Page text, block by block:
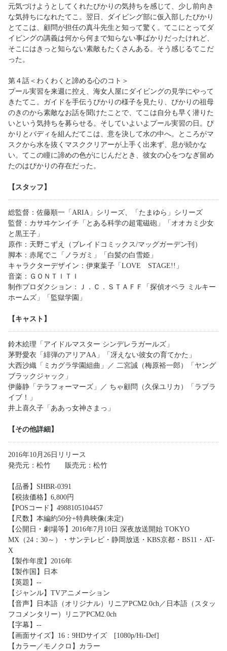
元気づけようとしてくれたぴかりの気持ちを感じて、少し前向き
な気持ちになれたてこ。翌日、ダイビング部に仮入部したぴかり
とてこは、顧問が担任の真斗先生と知って驚く。てこにとってダ
イビングの講義は何から何まで知らない事ばかりだったけれど、
そこにはきっと知らない素敵もたくさんある。そう感じるてこだ
った。
第４話＜わくわくと諦める心のコト＞
プール実習を来週に控え、海女人屋にダイビングの見学にやって
きたてこ。ガイドを手伝うぴかりの様子を見たり、ぴかりの祖母
のきのから素敵なお話を聞けたことで、てこは自分も早く潜りた
いという気持ちを募らせる。そしていよいよプール実習の日。ぴ
かりとバディを組んだてこは、意を決して水の中へ。ところがマ
スクから水を抜くマスククリアーが上手く出来ず、息が続かな
い。てこの瞳に諦めの色がにじんだとき、彼女の心をつなぎ留め
たのはぴかりの存在だった。
【スタッフ】
総監督：佐藤順一「ARIA」シリーズ、「たまゆら」シリーズ
監督：カサヰケンイチ「とある科学の超電磁砲」「オオカミ少女
と黒王子」
原作：天野こずえ（ブレイドコミックス/マッグガーデン刊）
脚本：赤尾でこ「ノラガミ」「白髪の白雪姫」
キャラクターデザイン：伊東葉子「LOVE STAGE!!」
音楽：ＧＯＮＴＩＴＩ
制作プロダクション：Ｊ．Ｃ．ＳＴＡＦＦ「探偵オペラ ミルキー
ホームズ」「監獄学園」
【キャスト】
鈴木絵理「アイドルマスター シンデレラガールズ」
茅野愛衣「緋弾のアリアAA」「冴えない彼女の育てかた」
大西沙織「ミカグラ学園組曲」／ 二宮誠（梅原裕一郎）「ヤング
ブラックジャック」
伊藤静「テラフォーマーズ」／ ちゃ顧問（久保ユリカ）「ラブラ
イブ！」
井上喜久子「ああっ女神さまっ」
【その他詳細】
2016年10月26日リリース
発売元：松竹 販売元：松竹
【品番】SHBR-0391
【税抜価格】6,800円
【POSコード】4988105104457
【尺数】本編約50分+特典映像(未定)
【公開日・劇場等】2016年7月10日 深夜放送開始 TOKYO
MX（24：30～）・サンテレビ・静岡放送・KBS京都・BS11・AT-
X
【製作年度】2016年
【製作国】日本
【英題】--
【ジャンル】TVアニメーション
【音声】日本語（オリジナル）リニアPCM2.0ch／日本語（スタッ
フコメンタリー）リニアPCM2.0ch
【字幕】--
【画面サイズ】16：9HDサイズ [1080p/Hi-Def]
【カラー／モノクロ】カラー